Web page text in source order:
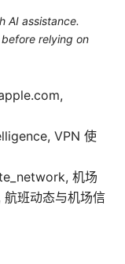
AI assistance.
relying on
VPN 使
机场
班动态与机场信